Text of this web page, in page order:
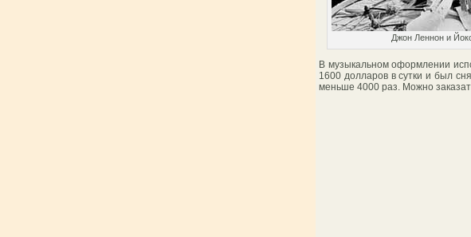
Джон Леннон и
В музыкальном оформлении
1600 долларов в сутки и был
меньше 4000 раз. Можно